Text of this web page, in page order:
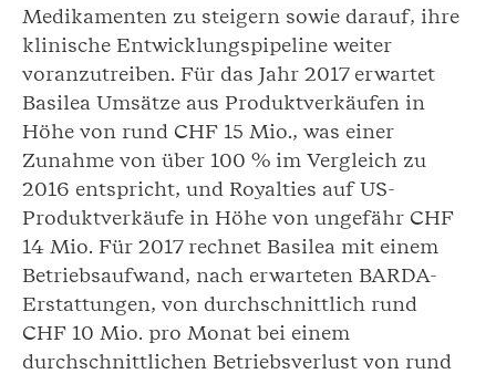
Medikamenten zu steigern sowie darauf, ihre
klinische Entwicklungspipeline weiter
voranzutreiben. Für das Jahr 2017 erwartet
Basilea Umsätze aus Produktverkäufen in
Höhe von rund CHF 15 Mio., was einer
Zunahme von über 100 % im Vergleich zu
2016 entspricht, und Royalties auf US-
Produktverkäufe in Höhe von ungefähr CHF
14 Mio. Für 2017 rechnet Basilea mit einem
Betriebsaufwand, nach erwarteten BARDA-
Erstattungen, von durchschnittlich rund
CHF 10 Mio. pro Monat bei einem
durchschnittlichen Betriebsverlust von rund